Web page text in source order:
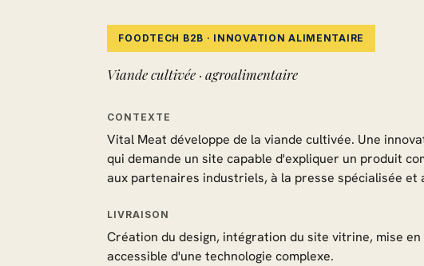
FOODTECH B2B · INNOVATION ALIMENTAIRE
Viande cultivée · agroalimentaire
CONTEXTE
Vital Meat développe de la viande cultivée. Une
qui demande un site capable d'expliquer un produit
aux partenaires industriels, à la presse spécialisée et
LIVRAISON
Création du design, intégration du site vitrine, mise
accessible d'une technologie complexe.